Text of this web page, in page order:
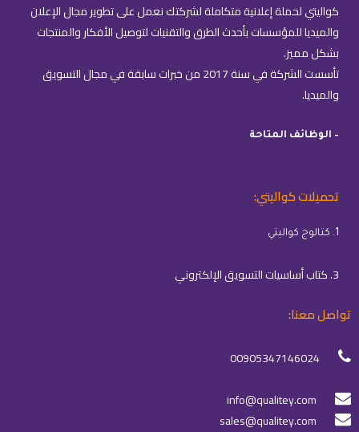
كواليتي لحملة إعلانية متكاملة لشركتك نعمل على تطوير مجال الإعلان
والميديا للمؤسسات بأحدث الطرق والتقنيات لتوصيل الأفكار والمنتجات
بشكل مميز.
تأسست الشركة في سنة 2017 من خبرات سابقة في مجال التسويق
والميديا.
– الوظائف المتاحة
تحميلات كواليتي:
1. كتالوج كواليتي
3. كتاب أساسيات التسويق الإلكتروني
تواصل معنا:
00905347146024
info@qualitey.com
sales@qualitey.com